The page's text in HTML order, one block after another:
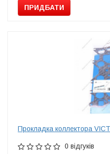
ПРИДБАТИ
Прокладка коллектора
0 відгуків